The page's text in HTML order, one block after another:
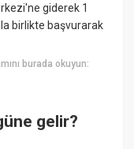
giderek 1
birlikte başvurarak
burada okuyun:
gelir?